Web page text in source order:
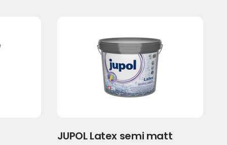
JUPOL Latex semi matt